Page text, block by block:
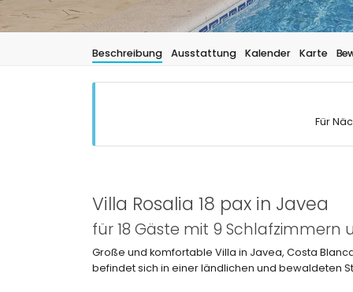
Beschreibung Ausstattung Kalender Karte
Für
Villa Rosalia 18 pax in Javea
für 18 Gäste mit 9 Schlafzimmern
Große und komfortable Villa in Javea, Costa
befindet sich in einer ländlichen und bewaldeten